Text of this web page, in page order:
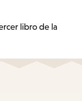
libro de la